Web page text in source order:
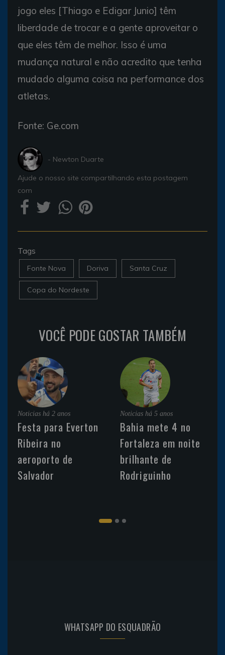
jogo eles [Thiago e Edigar Junio] têm
liberdade de trocar e a gente aproveitar o
que eles têm de melhor. Isso é uma
mudança natural e não acredito que tenha
mudado alguma coisa na performance dos
atletas.
Fonte: Ge.com
- Newton Duarte
Ajude o nosso site compartilhando esta postagem
com
Tags
Fonte Nova Doriva Santa Cruz
Copa do Nordeste
VOCÊ PODE GOSTAR TAMBÉM
Noticias há 2 anos
Festa para Everton
Ribeira no
aeroporto de
Salvador
Noticias há 5 anos
Bahia mete 4 no
Fortaleza em noite
brilhante de
Rodriguinho
WHATSAPP DO ESQUADRÃO